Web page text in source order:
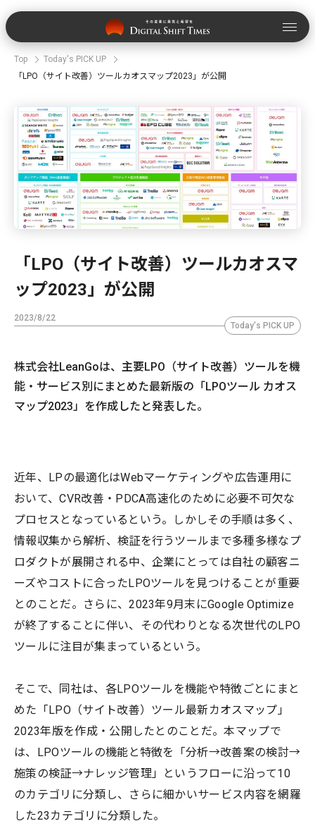
Top
Today's PICK UP
「LPO（サイト改善）ツールカオスマップ2023」が公開
「LPO（サイト改善）ツールカオスマ
ップ2023」が公開
2023/8/22
Today's PICK UP
株式会社LeanGoは、主要LPO（サイト改善）ツールを機
能・サービス別にまとめた最新版の「LPOツール カオス
マップ2023」を作成したと発表した。
近年、LPの最適化はWebマーケティングや広告運用に
おいて、CVR改善・PDCA高速化のために必要不可欠な
プロセスとなっているという。しかしその手順は多く、
情報収集から解析、検証を行うツールまで多種多様なプ
ロダクトが展開される中、企業にとっては自社の顧客ニ
ーズやコストに合ったLPOツールを見つけることが重要
とのことだ。さらに、2023年9月末にGoogle Optimize
が終了することに伴い、その代わりとなる次世代のLPO
ツールに注目が集まっているという。
そこで、同社は、各LPOツールを機能や特徴ごとにまと
めた「LPO（サイト改善）ツール最新カオスマップ」
2023年版を作成・公開したとのことだ。本マップで
は、LPOツールの機能と特徴を「分析→改善案の検討→
施策の検証→ナレッジ管理」というフローに沿って10
のカテゴリに分類し、さらに細かいサービス内容を網羅
した23カテゴリに分類した。